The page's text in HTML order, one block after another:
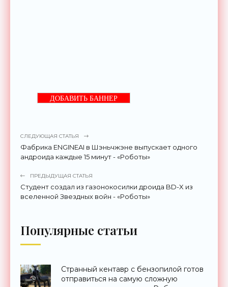
ДОБАВИТЬ БАННЕР
СЛЕДУЮЩАЯ СТАТЬЯ
Фабрика ENGINEAI в Шэньчжэне выпускает одного
андроида каждые 15 минут - «Роботы»
ПРЕДЫДУЩАЯ СТАТЬЯ
Студент создал из газонокосилки дроида BD-X из
вселенной Звездных войн - «Роботы»
Популярные статьи
Странный кентавр с бензопилой готов
отправиться на самую сложную